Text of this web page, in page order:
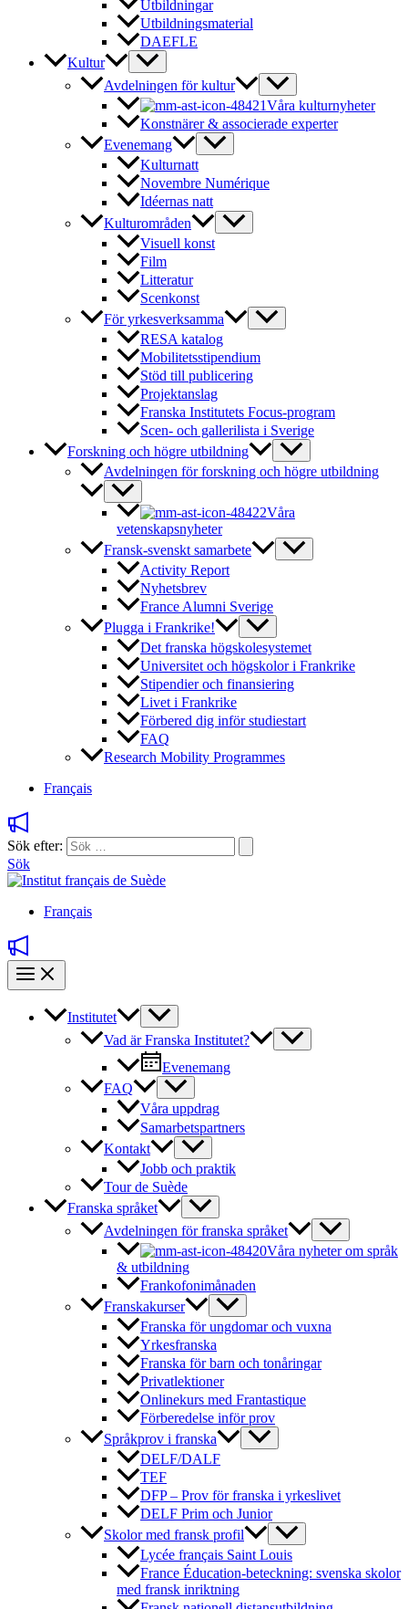
Utbildningar
Utbildningsmaterial
DAEFLE
Kultur
Avdelningen för kultur
Våra kulturnyheter
Konstnärer & associerade experter
Evenemang
Kulturnatt
Novembre Numérique
Idéernas natt
Kulturområden
Visuell konst
Film
Litteratur
Scenkonst
För yrkesverksamma
RESA katalog
Mobilitetsstipendium
Stöd till publicering
Projektanslag
Franska Institutets Focus-program
Scen- och gallerilista i Sverige
Forskning och högre utbildning
Avdelningen för forskning och högre utbildning
Våra
vetenskapsnyheter
Fransk-svenskt samarbete
Activity Report
Nyhetsbrev
France Alumni Sverige
Plugga i Frankrike!
Det franska högskolesystemet
Universitet och högskolor i Frankrike
Stipendier och finansiering
Livet i Frankrike
Förbered dig inför studiestart
FAQ
Research Mobility Programmes
Français
Sök efter:
Sök
Français
Institutet
Vad är Franska Institutet?
Evenemang
FAQ
Våra uppdrag
Samarbetspartners
Kontakt
Jobb och praktik
Tour de Suède
Franska språket
Avdelningen för franska språket
Våra nyheter om språk
& utbildning
Frankofonimånaden
Franskakurser
Franska för ungdomar och vuxna
Yrkesfranska
Franska för barn och tonåringar
Privatlektioner
Onlinekurs med Frantastique
Förberedelse inför prov
Språkprov i franska
DELF/DALF
TEF
DFP – Prov för franska i yrkeslivet
DELF Prim och Junior
Skolor med fransk profil
Lycée français Saint Louis
France Éducation-beteckning: svenska skolor
med fransk inriktning